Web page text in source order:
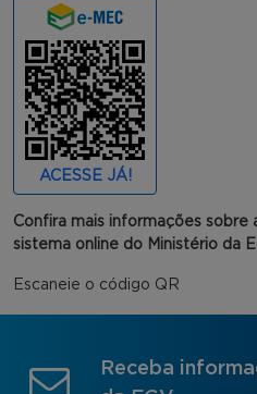
ACESSE JÁ!
Confira mais informações sobre
sistema online do Ministério da
Escaneie o código QR
Receba